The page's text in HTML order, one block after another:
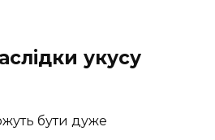
укусу
бути дуже